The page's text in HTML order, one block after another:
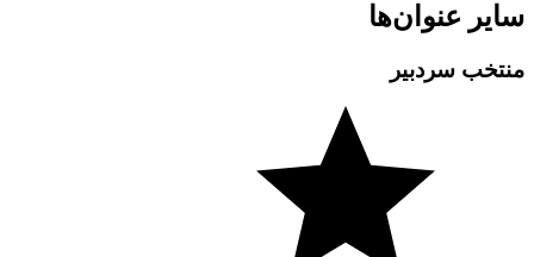
سایر عنوان‌ها
منتخب سردبیر